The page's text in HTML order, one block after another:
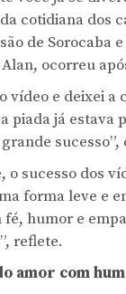
cotidiana dos
de Sorocaba
ocorreu
vídeo e deixei
piada já estava
o sucesso dos
forma leve e
fé, humor e
reflete.
amor com